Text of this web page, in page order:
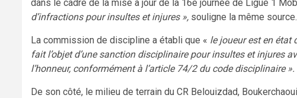
dans le cadre de la mise à jour de la 16e journée de Ligue 1
d’infractions pour insultes et injures », souligne la même source.
La commission de discipline a établi que « le joueur est en état
fait l’objet d’une sanction disciplinaire pour insultes et injures
l’honneur, conformément à l’article 74/2 du code disciplinaire ».
De son côté, le milieu de terrain du CR Belouizdad,